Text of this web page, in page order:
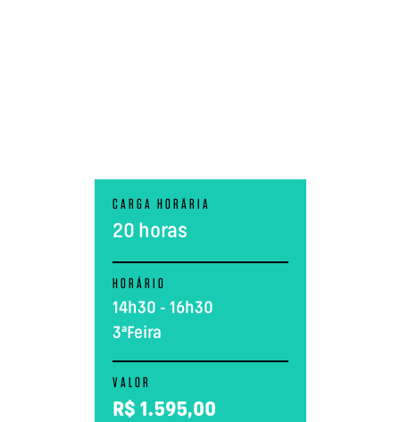
CARGA HORÅRIA
20 horas
HORÁRIO
14h30 - 16h30
3ªFeira
VALOR
R$ 1.595,00